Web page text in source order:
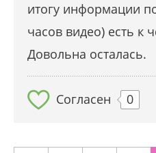
итогу информации
часов видео) есть к
Довольна осталась.
Согласен 0